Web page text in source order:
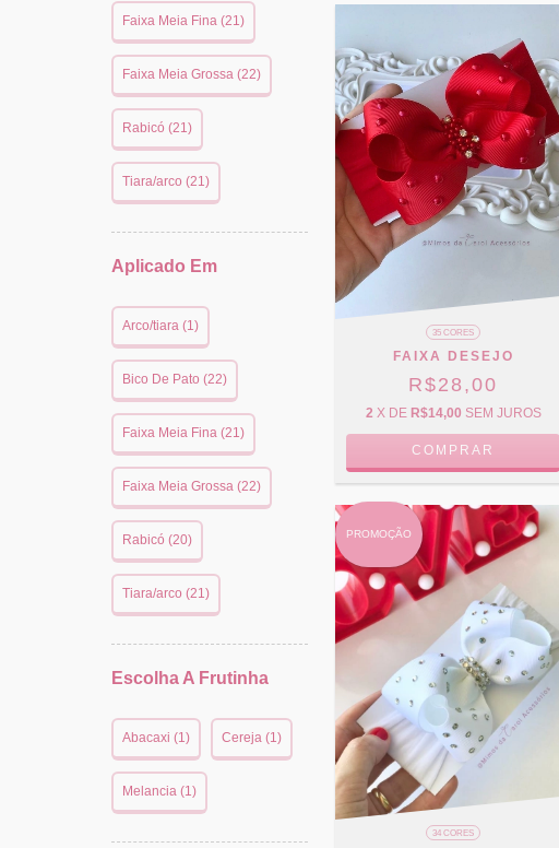
Faixa Meia Fina (21)
Faixa Meia Grossa (22)
Rabicó (21)
Tiara/arco (21)
Aplicado Em
Arco/tiara (1)
Bico De Pato (22)
Faixa Meia Fina (21)
Faixa Meia Grossa (22)
Rabicó (20)
Tiara/arco (21)
Escolha A Frutinha
Abacaxi (1) Cereja (1)
Melancia (1)
35 CORES
FAIXA DESEJO
R$28,00
2 X DE R$14,00 SEM JUROS
COMPRAR
PROMOÇÃO
34 CORES